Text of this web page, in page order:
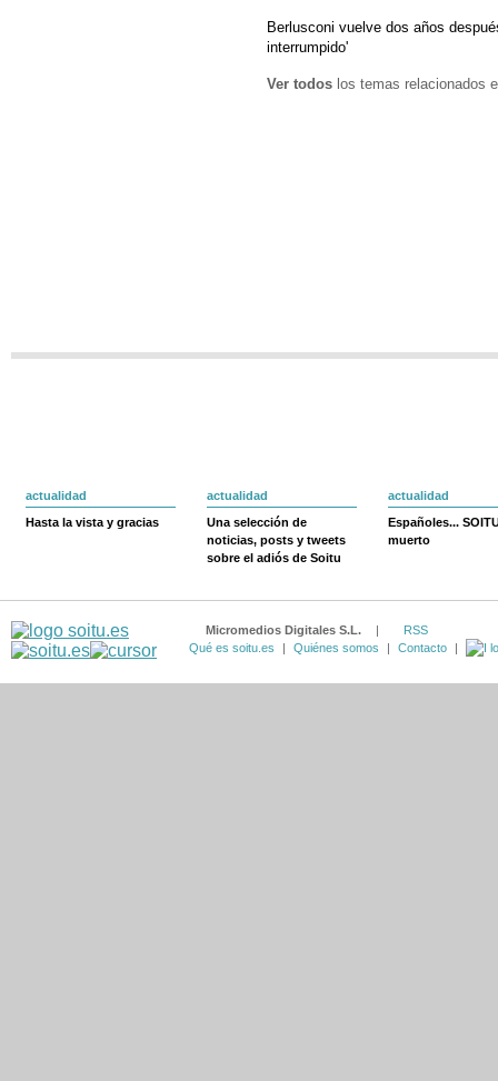
Berlusconi vuelve dos años
interrumpido'
Ver todos los temas relacionados
actualidad
Hasta la vista y gracias
actualidad
Una selección de
noticias, posts y tweets
sobre el adiós de Soitu
actualidad
Españoles...
muerto
Micromedios Digitales S.L. |
RSS
Qué es soitu.es
| Quiénes somos | Contacto |